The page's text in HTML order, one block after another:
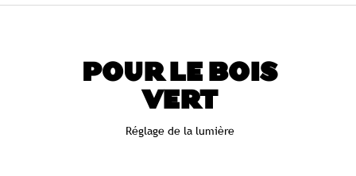
POUR LE BOIS
VERT
Réglage de la lumière